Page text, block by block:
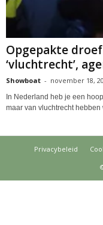
Opgepakte
‘vluchtrecht’,
Showboat - november 18,
In Nederland heb je een
maar van vluchtrecht hebben
Privacybeleid